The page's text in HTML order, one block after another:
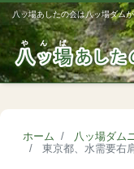
八ッ場あしたの会は八ッ場ダム
ホーム
八ッ場ダム
東京都、水需要右